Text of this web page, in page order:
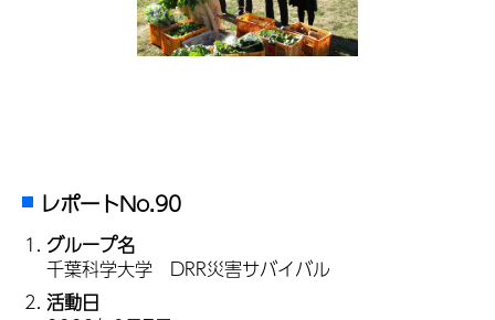
レポートNo.90
グループ名
千葉科学大学 DRR災害サバイバル
活動日